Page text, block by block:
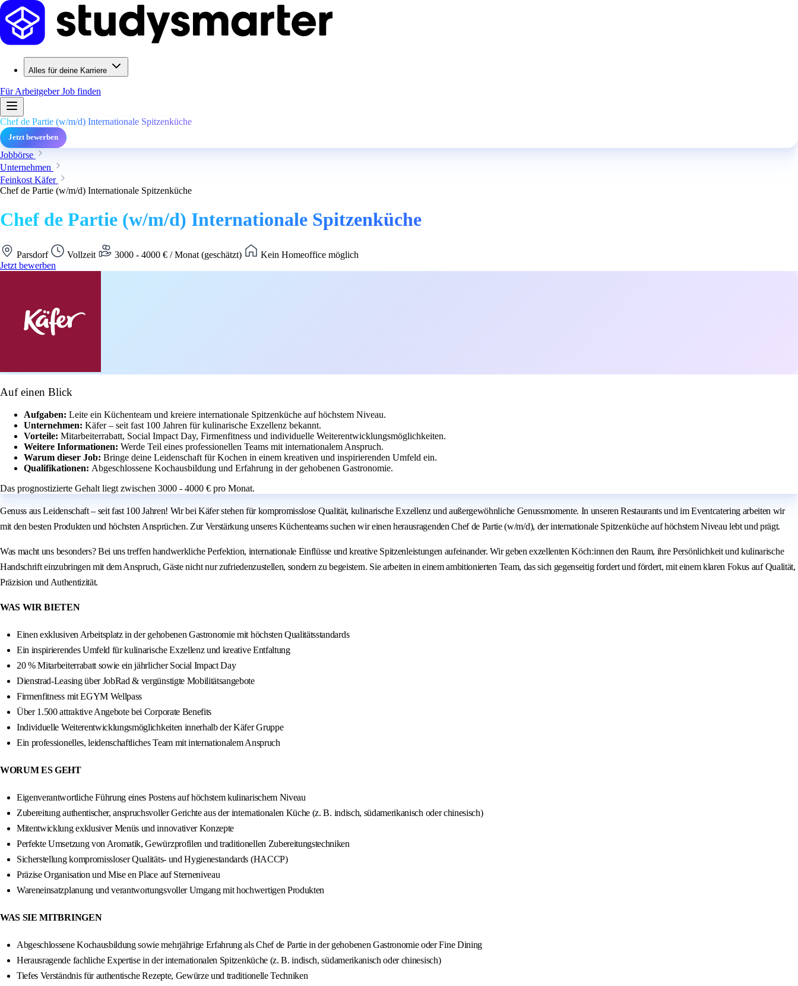
Alles für deine Karriere
Für ArbeitgeberJob finden
Chef de Partie (w/m/d) Internationale Spitzenküche
Jetzt bewerben
Jobbörse
Unternehmen
Feinkost Käfer
Chef de Partie (w/m/d) Internationale Spitzenküche
Chef de Partie (w/m/d) Internationale Spitzenküche
Parsdorf Vollzeit 3000 - 4000 € / Monat (geschätzt)
Kein Homeoffice möglich
Jetzt bewerben
Auf einen Blick
Aufgaben: Leite ein Küchenteam und kreiere internationale Spitzenküche auf höchstem Niveau.
Unternehmen: Käfer – seit fast 100 Jahren für kulinarische Exzellenz bekannt.
Vorteile: Mitarbeiterrabatt, Social Impact Day, Firmenfitness und individuelle Weiterentwicklungsmöglichkeiten.
Weitere Informationen: Werde Teil eines professionellen Teams mit internationalem Anspruch.
Warum dieser Job: Bringe deine Leidenschaft für Kochen in einem kreativen und inspirierenden Umfeld ein.
Qualifikationen: Abgeschlossene Kochausbildung und Erfahrung in der gehobenen Gastronomie.
Das prognostizierte Gehalt liegt zwischen 3000 - 4000 € pro Monat.
Genuss aus Leidenschaft – seit fast 100 Jahren! Wir bei Käfer stehen für kompromisslose Qualität, kulinarische Exzellenz und außergewöhnliche Genussmomente. In unseren Restaurants und im Eventcatering arbeiten wir
mit den besten Produkten und höchsten Ansprüchen. Zur Verstärkung unseres Küchenteams suchen wir einen herausragenden Chef de Partie (w/m/d), der internationale Spitzenküche auf höchstem Niveau lebt und prägt.
Was macht uns besonders? Bei uns treffen handwerkliche Perfektion, internationale Einflüsse und kreative Spitzenleistungen aufeinander. Wir geben exzellenten Köch:innen den Raum, ihre Persönlichkeit und kulinarische
Handschrift einzubringen mit dem Anspruch, Gäste nicht nur zufriedenzustellen, sondern zu begeistern. Sie arbeiten in einem ambitionierten Team, das sich gegenseitig fordert und fördert, mit einem klaren Fokus auf Qualität,
Präzision und Authentizität.
WAS WIR BIETEN
Einen exklusiven Arbeitsplatz in der gehobenen Gastronomie mit höchsten Qualitätsstandards
Ein inspirierendes Umfeld für kulinarische Exzellenz und kreative Entfaltung
20 % Mitarbeiterrabatt sowie ein jährlicher Social Impact Day
Dienstrad-Leasing über JobRad & vergünstigte Mobilitätsangebote
Firmenfitness mit EGYM Wellpass
Über 1.500 attraktive Angebote bei Corporate Benefits
Individuelle Weiterentwicklungsmöglichkeiten innerhalb der Käfer Gruppe
Ein professionelles, leidenschaftliches Team mit internationalem Anspruch
WORUM ES GEHT
Eigenverantwortliche Führung eines Postens auf höchstem kulinarischem Niveau
Zubereitung authentischer, anspruchsvoller Gerichte aus der internationalen Küche (z. B. indisch, südamerikanisch oder chinesisch)
Mitentwicklung exklusiver Menüs und innovativer Konzepte
Perfekte Umsetzung von Aromatik, Gewürzprofilen und traditionellen Zubereitungstechniken
Sicherstellung kompromissloser Qualitäts- und Hygienestandards (HACCP)
Präzise Organisation und Mise en Place auf Sterneniveau
Wareneinsatzplanung und verantwortungsvoller Umgang mit hochwertigen Produkten
WAS SIE MITBRINGEN
Abgeschlossene Kochausbildung sowie mehrjährige Erfahrung als Chef de Partie in der gehobenen Gastronomie oder Fine Dining
Herausragende fachliche Expertise in der internationalen Spitzenküche (z. B. indisch, südamerikanisch oder chinesisch)
Tiefes Verständnis für authentische Rezepte, Gewürze und traditionelle Techniken